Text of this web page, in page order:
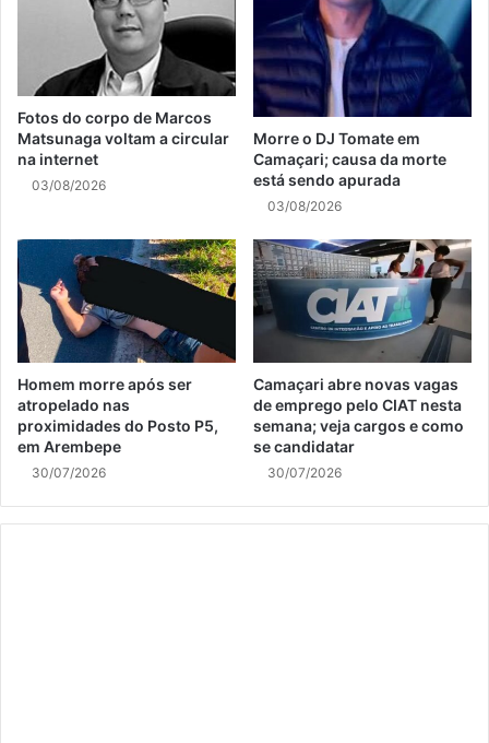
Fotos do corpo de Marcos
Matsunaga voltam a circular
na internet
03/08/2026
Morre o DJ Tomate em
Camaçari; causa da morte
está sendo apurada
03/08/2026
Homem morre após ser
atropelado nas
proximidades do Posto P5,
em Arembepe
30/07/2026
Camaçari abre novas vagas
de emprego pelo CIAT nesta
semana; veja cargos e como
se candidatar
30/07/2026